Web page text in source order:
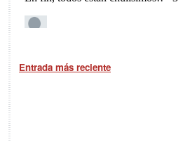
Entrada más reciente